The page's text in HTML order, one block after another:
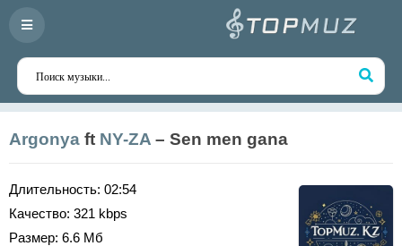
Argonya ft NY-ZA – Sen men gana
Длительность: 02:54
Качество: 321 kbps
Размер: 6.6 Мб